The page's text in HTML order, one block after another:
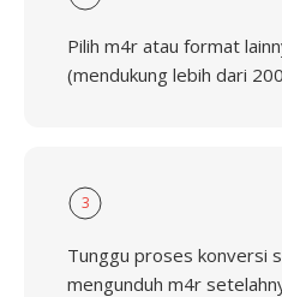
Pilih m4r atau format
(mendukung lebih dari
3
Tunggu proses konversi
mengunduh m4r